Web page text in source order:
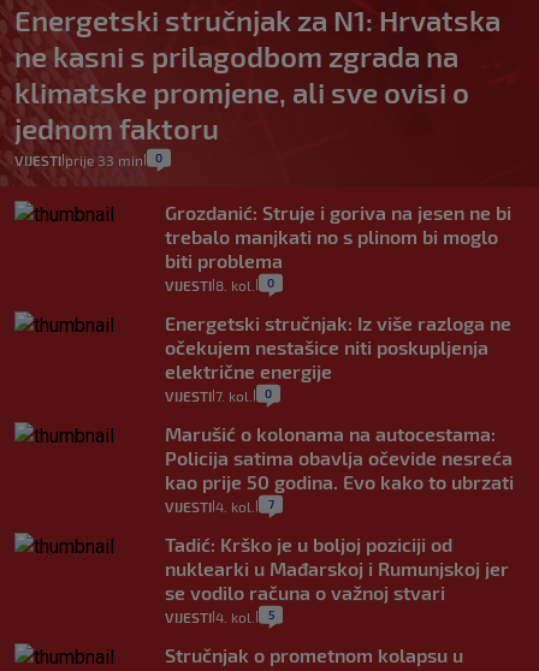
Energetski stručnjak za N1: Hrvatska
ne kasni s prilagodbom zgrada na
klimatske promjene, ali sve ovisi o
jednom faktoru
VIJESTI prije 33 min 0
Grozdanić: Struje i goriva na jesen ne bi
trebalo manjkati no s plinom bi moglo
biti problema
VIJESTI 8. kol. 0
Energetski stručnjak: Iz više razloga ne
očekujem nestašice niti poskupljenja
električne energije
VIJESTI 7. kol. 0
Marušić o kolonama na autocestama:
Policija satima obavlja očevide nesreća
kao prije 50 godina. Evo kako to ubrzati
VIJESTI 4. kol. 7
Tadić: Krško je u boljoj poziciji od
nuklearki u Mađarskoj i Rumunjskoj jer
se vodilo računa o važnoj stvari
VIJESTI 4. kol. 5
Stručnjak o prometnom kolapsu u